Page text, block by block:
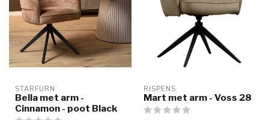
STARFURN
Bella met arm -
Cinnamon - poot Black
RISPENS
Mart met arm - Voss 28